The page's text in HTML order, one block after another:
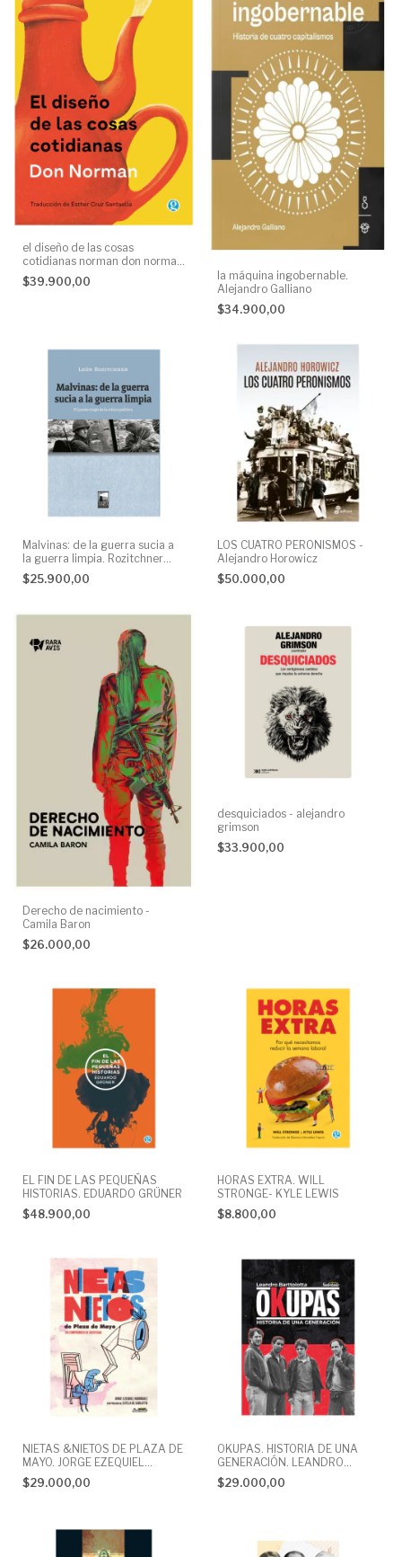
el diseño de las cosas
cotidianas norman don norman
ediciones godot None
$39.900,00
la máquina ingobernable.
Alejandro Galliano
$34.900,00
Malvinas: de la guerra sucia a
la guerra limpia. Rozitchner
León
$25.900,00
LOS CUATRO PERONISMOS -
Alejandro Horowicz
$50.000,00
Derecho de nacimiento -
Camila Baron
$26.000,00
desquiciados - alejandro
grimson
$33.900,00
EL FIN DE LAS PEQUEÑAS
HISTORIAS. EDUARDO GRÜNER
$48.900,00
HORAS EXTRA. WILL
STRONGE- KYLE LEWIS
$8.800,00
NIETAS &NIETOS DE PLAZA DE
MAYO. JORGE EZEQUIEL
RODRIGUEZ
$29.000,00
OKUPAS. HISTORIA DE UNA
GENERACIÓN. LEANDRO
BARTTOLOTTA
$29.000,00